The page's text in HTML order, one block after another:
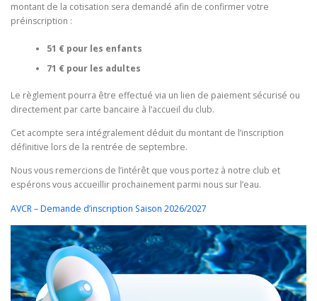
montant de la cotisation sera demandé afin de confirmer votre
préinscription :
51 € pour les enfants
71 € pour les adultes
Le règlement pourra être effectué via un lien de paiement sécurisé ou
directement par carte bancaire à l’accueil du club.
Cet acompte sera intégralement déduit du montant de l’inscription
définitive lors de la rentrée de septembre.
Nous vous remercions de l’intérêt que vous portez à notre club et
espérons vous accueillir prochainement parmi nous sur l’eau.
AVCR – Demande d’inscription Saison 2026/2027